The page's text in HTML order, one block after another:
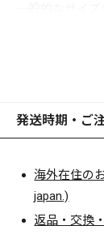
が、思わず口
発送時期・ご
海外在住の
japan.)
返品・交換